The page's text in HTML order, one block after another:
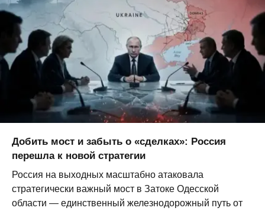
Добить мост и забыть о «сделках»: Россия
перешла к новой стратегии
Россия на выходных масштабно атаковала
стратегически важный мост в Затоке Одесской
области — единственный железнодорожный путь от